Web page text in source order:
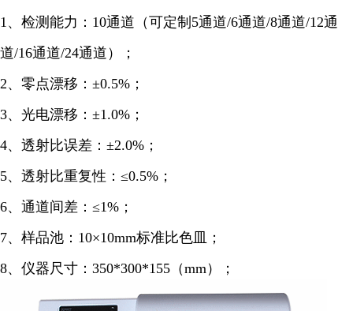
1、检测能力：10通道（可定制5通道/6通道/8通道/12通
道/16通道/24通道）；
2、零点漂移：±0.5%；
3、光电漂移：±1.0%；
4、透射比误差：±2.0%；
5、透射比重复性：≤0.5%；
6、通道间差：≤1%；
7、样品池：10×10mm标准比色皿；
8、仪器尺寸：350*300*155（mm）；